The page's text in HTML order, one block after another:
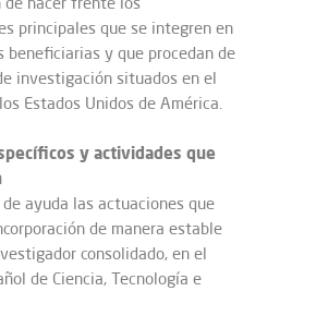
principales que se integren en
beneficiarias y que procedan de
investigación situados en el
Estados Unidos de América.
y actividades que
ayuda las actuaciones que
de manera estable
consolidado, en el
de Ciencia, Tecnología e